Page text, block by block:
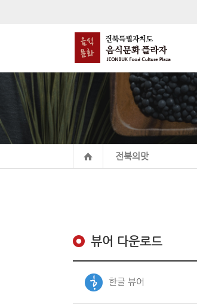
전북의맛
뷰어 다운로드
한글 뷰어